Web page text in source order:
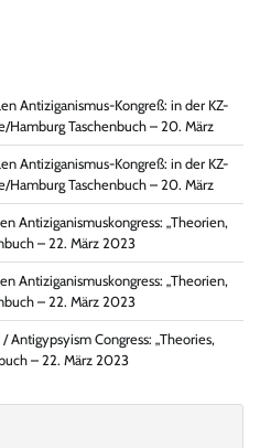
Antiziganismus-Kongreß: in der KZ-
Hamburg Taschenbuch – 20. März
Antiziganismus-Kongreß: in der KZ-
Hamburg Taschenbuch – 20. März
Antiziganismuskongress: „Theorien,
– 22. März 2023
Antiziganismuskongress: „Theorien,
– 22. März 2023
Antigypsyism Congress: „Theories,
– 22. März 2023